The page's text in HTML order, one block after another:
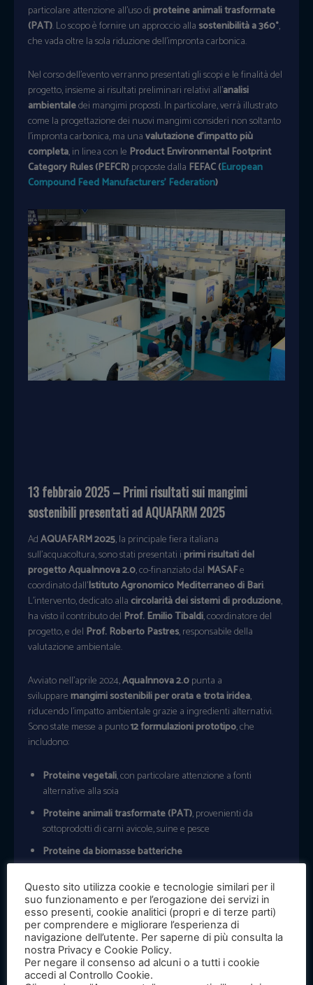
particolare attenzione all’uso diproteine animali trasformate
(PAT). Lo scopo è fornire un approccio allasostenibilità a 360°,
che vada oltre la sola riduzione dell’impronta carbonica.
Nel corso dell’evento verranno presentati gli scopi e le finalità del
progetto, insieme ai risultati preliminari relativi all’analisi
ambientaledei mangimi proposti. In particolare, verrà illustrato
come la progettazione dei nuovi mangimi consideri non soltanto
l’impronta carbonica, ma unavalutazione d’impatto più
completa, in linea con le Product Environmental Footprint
Category Rules (PEFCR)proposte dalla FEFAC (European
Compound Feed Manufacturers’ Federation)
13 febbraio 2025 – Primi risultati sui mangimi
sostenibili presentati ad AQUAFARM 2025
AdAQUAFARM 2025, la principale fiera italiana
sull’acquacoltura, sono stati presentati iprimi risultati del
progetto AquaInnova 2.0, co-finanziato dal MASAFe
coordinato dall’Istituto Agronomico Mediterraneo di Bari.
L’intervento, dedicato allacircolarità dei sistemi di produzione,
ha visto il contributo del Prof. Emilio Tibaldi, coordinatore del
progetto, e del Prof. Roberto Pastres, responsabile della
valutazione ambientale.
Avviato nell’aprile 2024,AquaInnova 2.0punta a
svilupparemangimi sostenibili per orata e trota iridea,
riducendo l’impatto ambientale grazie a ingredienti alternativi.
Sono state messe a punto12 formulazioni prototipo, che
includono:
Proteine vegetali, con particolare attenzione a fonti
alternative alla soia
Proteine animali trasformate (PAT), provenienti da
sottoprodotti di carni avicole, suine e pesce
Proteine da biomasse batteriche
L’impatto ambientaledi ciascuna formulazione è stato valutato
attraverso indicatori comeimpronta carbonica, uso del suolo e
Product Environmental Footprint (PEF), un parametro che
sintetizza16 indicatori di sostenibilità
certificazione“Acquacoltura Sostenibile”, promossa
Questo sito utilizza cookie e tecnologie similari per il
suo funzionamento e per l’erogazione dei servizi in
esso presenti, cookie analitici (propri e di terze parti)
per comprendere e migliorare l’esperienza di
navigazione dell’utente. Per saperne di più consulta la
nostra Privacy e Cookie Policy.
Per negare il consenso ad alcuni o a tutti i cookie
accedi al Controllo Cookie.